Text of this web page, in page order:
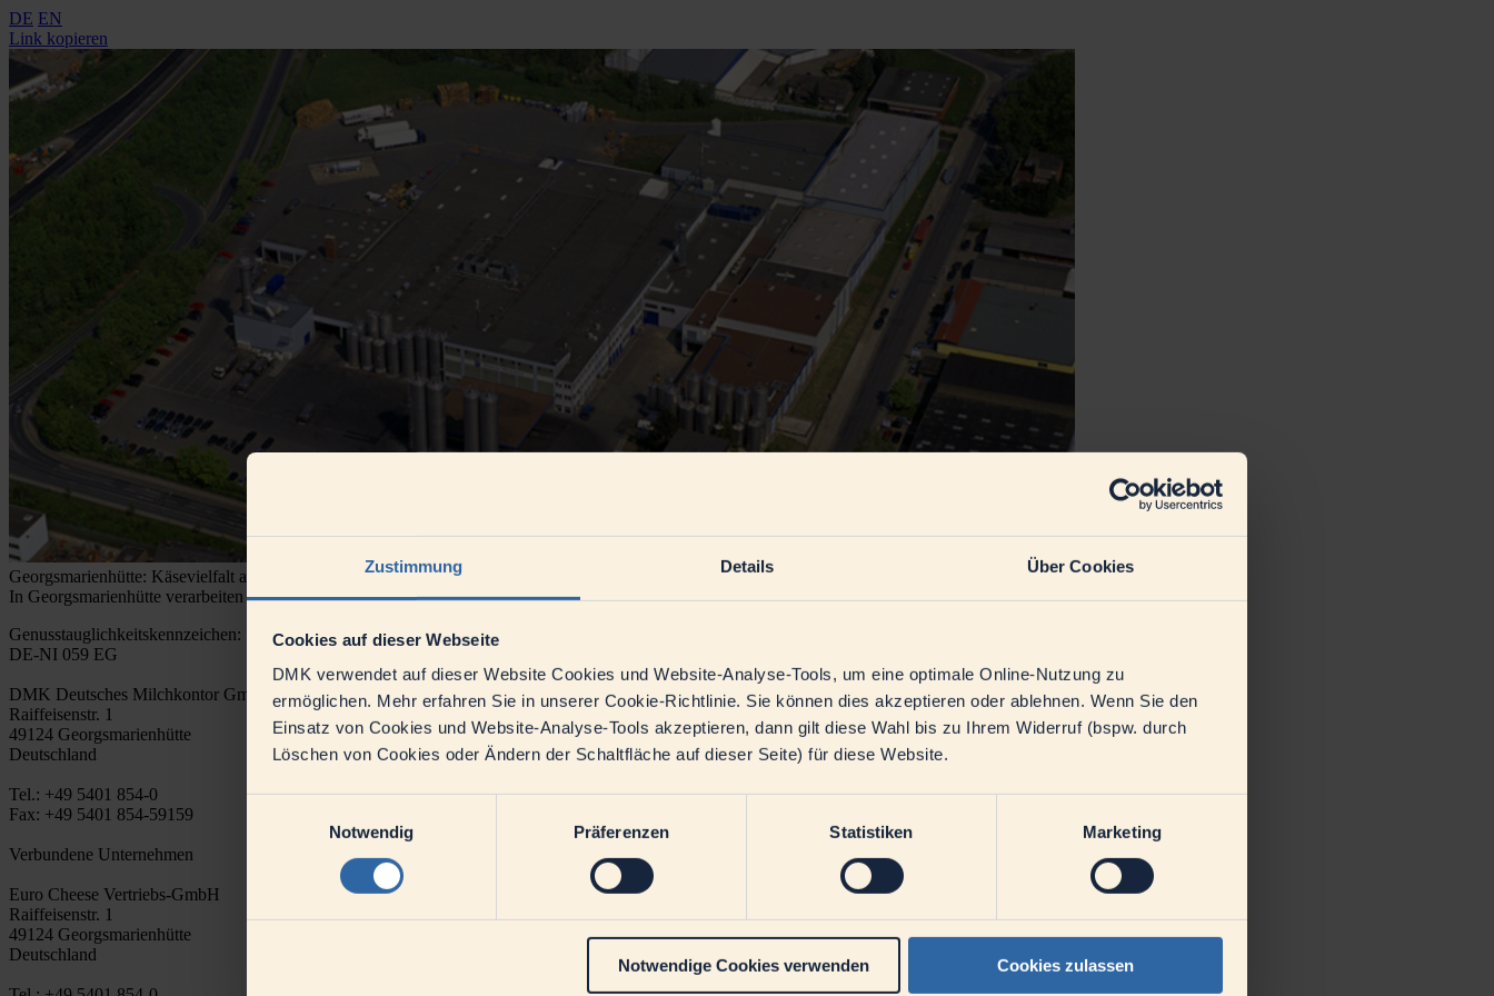
Zustimmung Details Über Cookies
Cookies auf dieser Webseite
DMK verwendet auf dieser Website Cookies und Website-Analyse-Tools, um eine optimale Online-Nutzung zu
ermöglichen. Mehr erfahren Sie in unserer Cookie-Richtlinie. Sie können dies akzeptieren oder ablehnen. Wenn Sie den
Einsatz von Cookies und Website-Analyse-Tools akzeptieren, dann gilt diese Wahl bis zu Ihrem Widerruf (bspw. durch
Löschen von Cookies oder Ändern der Schaltfläche auf dieser Seite) für diese Website.
Notwendig
Präferenzen Statistiken Marketing
Notwendige Cookies verwenden Cookies zulassen
DE EN
Link kopieren
Georgsmarienhütte: Käsevielfalt aus Niedersachsen.
In Georgsmarienhütte verarbeiten wir Milch zu Schnittkäse und Mozzarella.
Genusstauglichkeitskennzeichen:
DE-NI 059 EG
DMK Deutsches Milchkontor GmbH
Raiffeisenstr. 1
49124 Georgsmarienhütte
Deutschland
Tel.: +49 5401 854-0
Fax: +49 5401 854-59159
Verbundene Unternehmen
Euro Cheese Vertriebs-GmbH
Raiffeisenstr. 1
49124 Georgsmarienhütte
Deutschland